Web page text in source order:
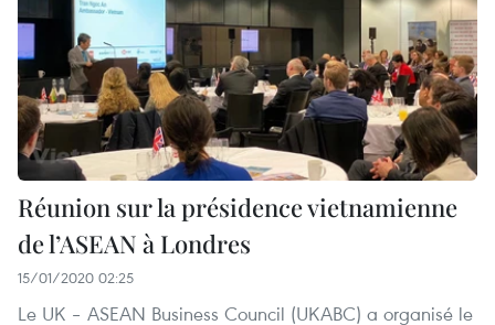
Réunion sur la présidence vietnamienne
de l’ASEAN à Londres
15/01/2020 02:25
Le UK – ASEAN Business Council (UKABC) a organisé le